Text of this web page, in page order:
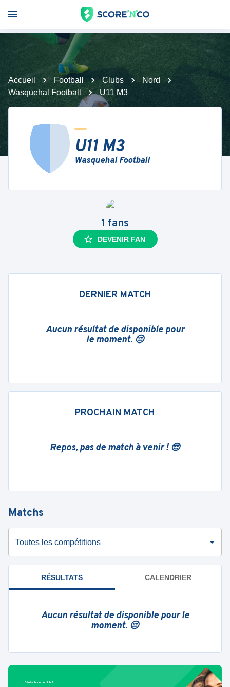
Accueil Football Clubs
Nord
Wasquehal Football
U11 M3
U11 M3
Wasquehal Football
1 fans
DEVENIR FAN
DERNIER MATCH
Aucun résultat de disponible pour
le moment. 😔
PROCHAIN MATCH
Repos, pas de match à venir ! 😎
Matchs
Toutes les compétitions
RÉSULTATS CALENDRIER
Aucun résultat de disponible pour le
moment. 😔
Bénévole de ce club ?